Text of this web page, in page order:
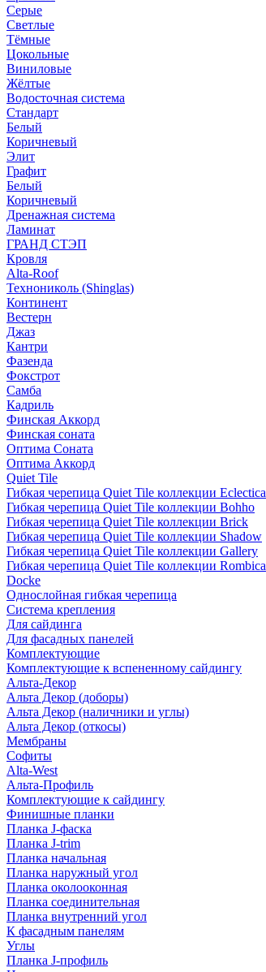
Серые
Светлые
Тёмные
Цокольные
Виниловые
Жёлтые
Водосточная система
Стандарт
Белый
Коричневый
Элит
Графит
Белый
Коричневый
Дренажная система
Ламинат
ГРАНД СТЭП
Кровля
Alta-Roof
Технониколь (Shinglas)
Континент
Вестерн
Джаз
Кантри
Фазенда
Фокстрот
Самба
Кадриль
Финская Аккорд
Финская соната
Оптима Соната
Оптима Аккорд
Quiet Tile
Гибкая черепица Quiet Tile коллекции Eclectica
Гибкая черепица Quiet Tile коллекции Bohho
Гибкая черепица Quiet Tile коллекции Brick
Гибкая черепица Quiet Tile коллекции Shadow
Гибкая черепица Quiet Tile коллекции Gallery
Гибкая черепица Quiet Tile коллекции Rombica
Docke
Однослойная гибкая черепица
Система крепления
Для сайдинга
Для фасадных панелей
Комплектующие
Комплектующие к вспененному сайдингу
Альта-Декор
Альта Декор (доборы)
Альта Декор (наличники и углы)
Альта Декор (откосы)
Мембраны
Софиты
Alta-West
Альта-Профиль
Комплектующие к сайдингу
Финишные планки
Планка J-фаска
Планка J-trim
Планка начальная
Планка наружный угол
Планка околооконная
Планка соединительная
Планка внутренний угол
К фасадным панелям
Углы
Планка J-профиль